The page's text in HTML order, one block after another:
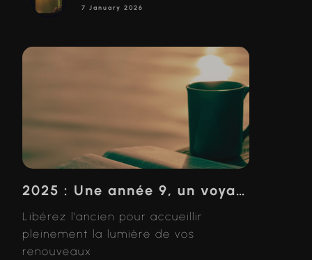
7 January 2026
2025 : Une année 9, un voyage vers l’accomplissement et le renouveau
Libérez l’ancien pour accueillir
pleinement la lumière de vos
renouveaux